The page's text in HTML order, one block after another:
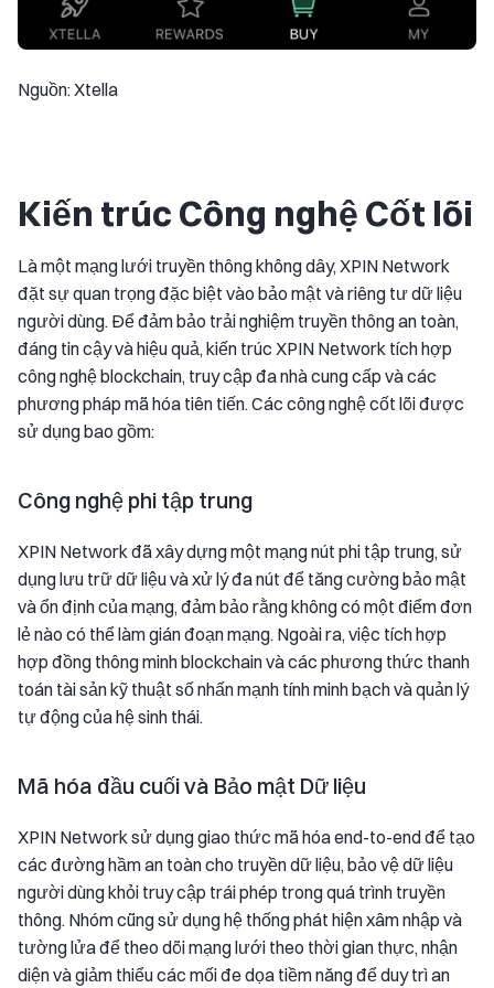
Nguồn: Xtella
Kiến trúc Công nghệ Cốt lõi
Là một mạng lưới truyền thông không dây, XPIN Network
đặt sự quan trọng đặc biệt vào bảo mật và riêng tư dữ liệu
người dùng. Để đảm bảo trải nghiệm truyền thông an toàn,
đáng tin cậy và hiệu quả, kiến trúc XPIN Network tích hợp
công nghệ blockchain, truy cập đa nhà cung cấp và các
phương pháp mã hóa tiên tiến. Các công nghệ cốt lõi được
sử dụng bao gồm:
Công nghệ phi tập trung
XPIN Network đã xây dựng một mạng nút phi tập trung, sử
dụng lưu trữ dữ liệu và xử lý đa nút để tăng cường bảo mật
và ổn định của mạng, đảm bảo rằng không có một điểm đơn
lẻ nào có thể làm gián đoạn mạng. Ngoài ra, việc tích hợp
hợp đồng thông minh blockchain và các phương thức thanh
toán tài sản kỹ thuật số nhấn mạnh tính minh bạch và quản lý
tự động của hệ sinh thái.
Mã hóa đầu cuối và Bảo mật Dữ liệu
XPIN Network sử dụng giao thức mã hóa end-to-end để tạo
các đường hầm an toàn cho truyền dữ liệu, bảo vệ dữ liệu
người dùng khỏi truy cập trái phép trong quá trình truyền
thông. Nhóm cũng sử dụng hệ thống phát hiện xâm nhập và
tường lửa để theo dõi mạng lưới theo thời gian thực, nhận
diện và giảm thiểu các mối đe dọa tiềm năng để duy trì an